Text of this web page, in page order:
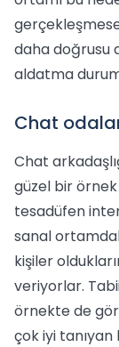
daha doğrusu
aldatma
Chat
Chat
güzel bir
tesadüfen
sanal
kişiler
veriyorlar.
örnekte de
çok iyi